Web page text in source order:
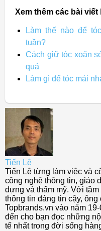
Xem thêm các bài viết
Làm thế nào để
tuần?
Cách giữ tóc xoăn
quả
Làm gì để tóc mái
Tiến Lê
Tiến Lê từng làm việc và
công nghệ thông tin, giáo
dựng và thẩm mỹ. Với
thông tin đáng tin cậy,
Topbrands.vn vào năm
đến cho bạn đọc những
tế nhất trong đời sống